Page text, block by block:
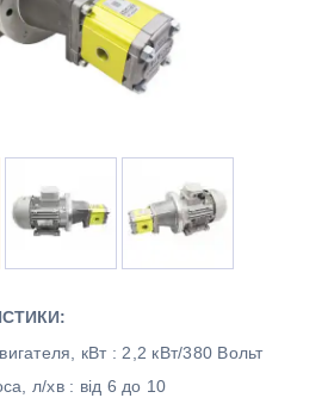
кВт : 2,2 кВт/380 Вольт
л/хв : від 6 до 10